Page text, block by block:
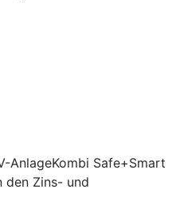
AnlageKombi Safe+Smart
den Zins- und